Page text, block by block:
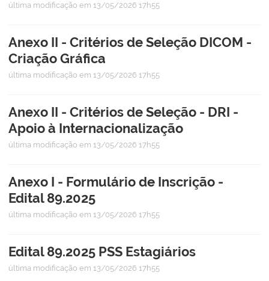
última modificação em 13/05/2026 17h55
Anexo II - Critérios de Seleção DICOM -
Criação Gráfica
última modificação em 13/05/2026 17h55
Anexo II - Critérios de Seleção - DRI -
Apoio à Internacionalização
última modificação em 13/05/2026 17h55
Anexo I - Formulário de Inscrição -
Edital 89.2025
última modificação em 13/05/2026 17h55
Edital 89.2025 PSS Estagiários
última modificação em 13/05/2026 17h55